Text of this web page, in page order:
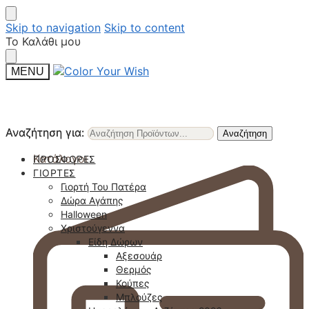
Skip to navigation Skip to content
Το Καλάθι μου
MENU
Αναζήτηση για: Αναζήτηση
Κατάλογοι
Αναζήτηση για: Αναζήτηση
ΠΡΟΣΦΟΡΈΣ
ΓΙΟΡΤΈΣ
Γιορτή Του Πατέρα
Δώρα Αγάπης
Halloween
Χριστούγεννα
Είδη Δώρων
Αξεσουάρ
Θερμός
Κούπες
Μπλούζες